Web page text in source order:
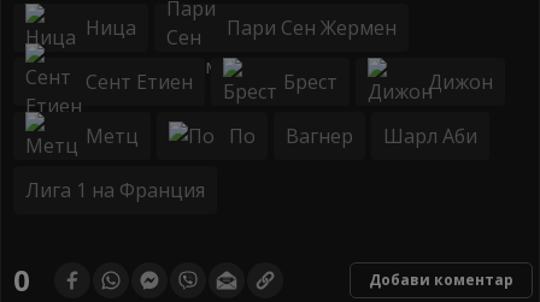
Ница Пари Сен Жермен
Сент Етиен Брест Дижон
Метц По Вагнер Шарл Аби
Лига 1 на Франция
0 Добави коментар